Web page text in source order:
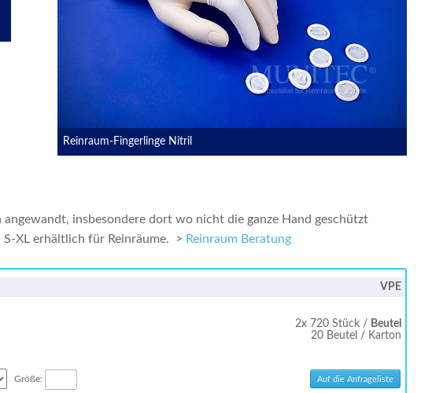
Reinraum-Fingerlinge Nitril
insbesondere dort wo nicht die ganze Hand geschützt
XL erhältlich für Reinräume. > Reinraum Beratung
VPE
2x 720 Stück / Beutel
20 Beutel / Karton
Größe: